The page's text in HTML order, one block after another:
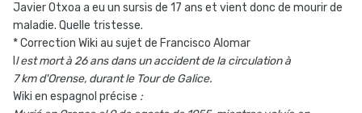
Javier Otxoa a eu un sursis de 17 ans et vient donc de mourir de
maladie. Quelle tristesse.
* Correction Wiki au sujet de Francisco Alomar
l est mort à 26 ans dans un accident de la circulation à
7km d'Orense, durant le Tour de Galice.
Wiki en espagnol précise :